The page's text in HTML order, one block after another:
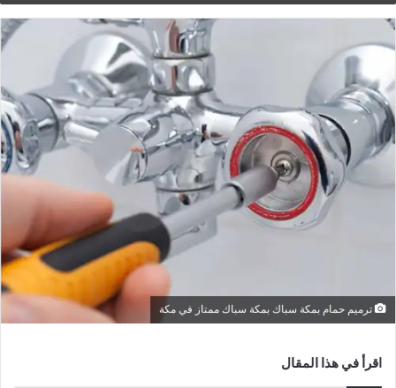
ترميم حمام بمكة سباك بمكة سباك ممتاز في مكة
اقرأ في هذا المقال